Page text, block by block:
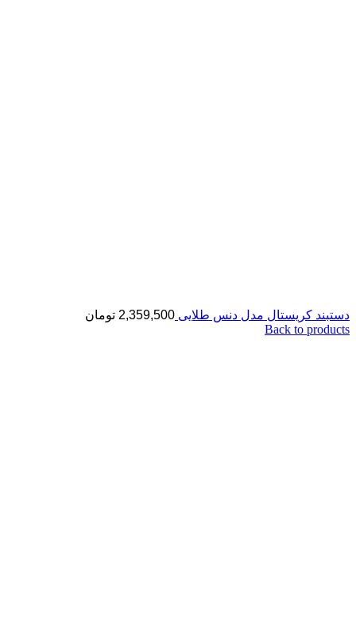
دستبند کریستال مدل دنس طلایی 2,359,500 تومان
Back to products